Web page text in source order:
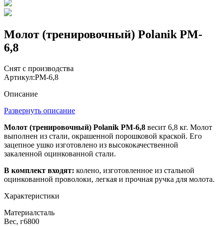
Молот (тренировочный) Polanik PM-
6,8
Снят с производства
Артикул:PM-6,8
Описание
Развернуть описание
Молот (тренировочный) Polanik PM-6,8 весит 6,8 кг. Молот
выполнен из стали, окрашенной порошковой краской. Его
зацепное ушко изготовлено из высококачественной
закаленной оцинкованной стали.
В комплект входят: колено, изготовленное из стальной
оцинкованной проволоки, легкая и прочная ручка для молота.
Характеристики
Материалсталь
Вес, г6800